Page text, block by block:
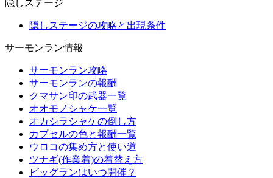
隠しステージ
隠しステージの攻略と出現条件
サーモンラン情報
サーモンラン攻略
サーモンランの報酬
クマサン印の武器一覧
オオモノシャケ一覧
オカシラシャケの倒し方
カプセルの色と報酬一覧
ウロコの集め方と使い道
ツナギ(作業着)の着替え方
ビッグランはいつ開催？